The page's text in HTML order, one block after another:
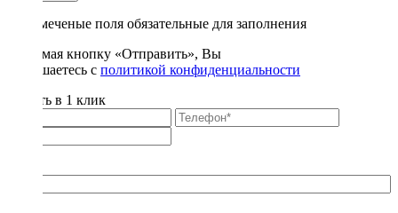
* - отмеченые поля обязательные для заполнения
Нажимая кнопку «Отправить», Вы
соглашаетесь с политикой конфиденциальности
Купить в 1 клик